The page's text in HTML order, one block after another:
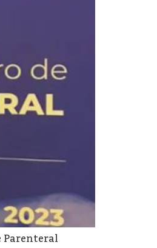
Parenteral